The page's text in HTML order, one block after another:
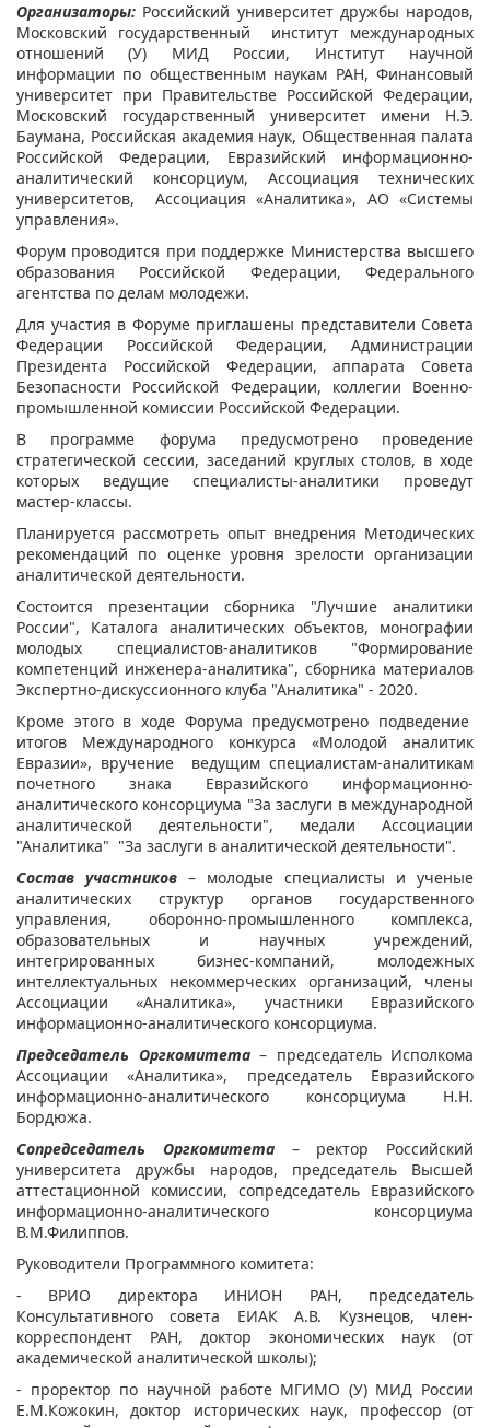
Организаторы: Российский университет дружбы народов,
Московский государственный институт международных
отношений (У) МИД России, Институт научной
информации по общественным наукам РАН, Финансовый
университет при Правительстве Российской Федерации,
Московский государственный университет имени Н.Э.
Баумана, Российская академия наук, Общественная палата
Российской Федерации, Евразийский информационно-
аналитический консорциум, Ассоциация технических
университетов, Ассоциация «Аналитика», АО «Системы
управления».
Форум проводится при поддержке Министерства высшего
образования Российской Федерации, Федерального
агентства по делам молодежи.
Для участия в Форуме приглашены представители Совета
Федерации Российской Федерации, Администрации
Президента Российской Федерации, аппарата Совета
Безопасности Российской Федерации, коллегии Военно-
промышленной комиссии Российской Федерации.
В программе форума предусмотрено проведение
стратегической сессии, заседаний круглых столов, в ходе
которых ведущие специалисты-аналитики проведут
мастер-классы.
Планируется рассмотреть опыт внедрения Методических
рекомендаций по оценке уровня зрелости организации
аналитической деятельности.
Состоится презентации сборника "Лучшие аналитики
России", Каталога аналитических объектов, монографии
молодых специалистов-аналитиков "Формирование
компетенций инженера-аналитика", сборника материалов
Экспертно-дискуссионного клуба "Аналитика" - 2020.
Кроме этого в ходе Форума предусмотрено подведение
итогов Международного конкурса «Молодой аналитик
Евразии», вручение ведущим специалистам-аналитикам
почетного знака Евразийского информационно-
аналитического консорциума "За заслуги в международной
аналитической деятельности", медали Ассоциации
"Аналитика" "За заслуги в аналитической деятельности".
Состав участников – молодые специалисты и ученые
аналитических структур органов государственного
управления, оборонно-промышленного комплекса,
образовательных и научных учреждений,
интегрированных бизнес-компаний, молодежных
интеллектуальных некоммерческих организаций, члены
Ассоциации «Аналитика», участники Евразийского
информационно-аналитического консорциума.
Председатель Оргкомитета– председатель Исполкома
Ассоциации «Аналитика», председатель Евразийского
информационно-аналитического консорциума Н.Н.
Бордюжа.
Сопредседатель Оргкомитета– ректор Российский
университета дружбы народов, председатель Высшей
аттестационной комиссии, сопредседатель Евразийского
информационно-аналитического консорциума
В.М.Филиппов.
Руководители Программного комитета:
- ВРИО директора ИНИОН РАН, председатель
Консультативного совета ЕИАК А.В. Кузнецов, член-
корреспондент РАН, доктор экономических наук (от
академической аналитической школы);
- проректор по научной работе МГИМО (У) МИД России
Е.М.Кожокин, доктор исторических наук, профессор (от